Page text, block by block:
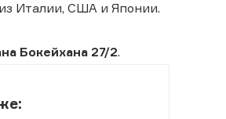
Италии, США и Японии.
Бокейхана 27/2.